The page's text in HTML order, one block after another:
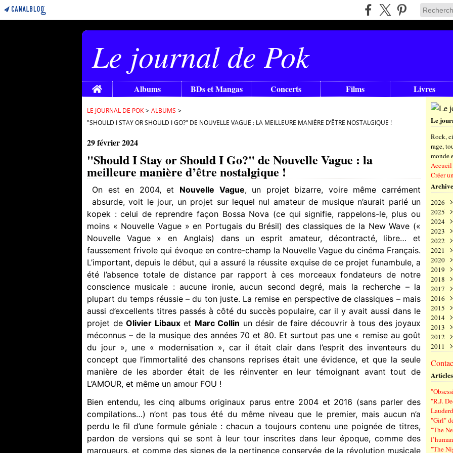
Le journal de Pok
Home Albums BDs et Mangas Concerts Films Livres
LE JOURNAL DE POK > ALBUMS >
"SHOULD I STAY OR SHOULD I GO?" DE NOUVELLE VAGUE : LA MEILLEURE MANIÈRE D’ÊTRE NOSTALGIQUE !
29 février 2024
"Should I Stay or Should I Go?" de Nouvelle Vague : la
meilleure manière d’être nostalgique !
On est en 2004, et Nouvelle Vague, un projet bizarre, voire même carrément
absurde, voit le jour, un projet sur lequel nul amateur de musique n’aurait parié un
kopek : celui de reprendre façon Bossa Nova (ce qui signifie, rappelons-le, plus ou
moins « Nouvelle Vague » en Portugais du Brésil) des classiques de la New Wave («
Nouvelle Vague » en Anglais) dans un esprit amateur, décontracté, libre… et
faussement frivole qui évoque en contre-champ la Nouvelle Vague du cinéma Français.
L’important, depuis le début, qui a assuré la réussite exquise de ce projet funambule, a
été l’absence totale de distance par rapport à ces morceaux fondateurs de notre
conscience musicale : aucune ironie, aucun second degré, mais la recherche – la
plupart du temps réussie – du ton juste. La remise en perspective de classiques – mais
aussi d’excellents titres passés à côté du succès populaire, car il y avait aussi dans le
projet de Olivier Libaux et Marc Collin un désir de faire découvrir à tous des joyaux
méconnus – de la musique des années 70 et 80. Et surtout pas une « remise au goût
du jour », une « modernisation », car il était clair dans l’esprit des inventeurs du
concept que l’immortalité des chansons reprises était une évidence, et que la seule
manière de les aborder était de les réinventer en leur témoignant avant tout de
L’AMOUR, et même un amour FOU !
Bien entendu, les cinq albums originaux parus entre 2004 et 2016 (sans parler des
compilations…) n’ont pas tous été du même niveau que le premier, mais aucun n’a
perdu le fil d’une formule géniale : chacun a toujours contenu une poignée de titres,
pardon de versions qui se sont à leur tour inscrites dans leur époque, comme des
marqueurs, et comme des signes de la pertinence conservée de la révolution musicale
Le
Rock,
rage,
monde
Créer
2026
Août
Juillet
Juin
Mai
Avril
Mars
2025
Août
Juillet
Juin
Mai
Avril
Mars
2024
Août
Juillet
Juin
Mai
Avril
Mars
2023
Août
Juillet
Juin
Mai
Avril
Mars
2022
Août
Juillet
Juin
Mai
Avril
Mars
2021
Août
Juillet
Juin
Mai
Avril
Mars
2020
Août
Juillet
Juin
Mai
Avril
2019
Août
Juillet
Juin
Mai
2018
Août
Juillet
Juin
Mars
2017
Août
Juillet
Mai
Avril
2016
Août
Juin
Mai
2015
Juin
Mai
2014
Juin
Mai
2013
Août
Juin
Mai
2012
Juin
Mai
2011
"R.J.
"Girl"
"The
"The